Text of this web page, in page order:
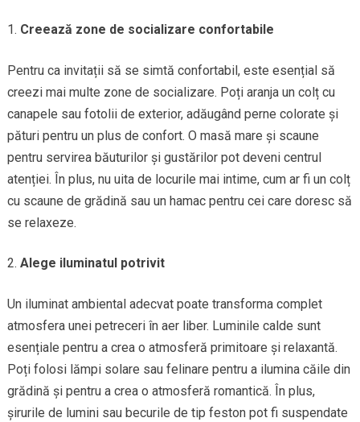
Creează zone de socializare confortabile
Pentru ca invitații să se simtă confortabil, este esențial să
creezi mai multe zone de socializare. Poți aranja un colț cu
canapele sau fotolii de exterior, adăugând perne colorate și
pături pentru un plus de confort. O masă mare și scaune
pentru servirea băuturilor și gustărilor pot deveni centrul
atenției. În plus, nu uita de locurile mai intime, cum ar fi un colț
cu scaune de grădină sau un hamac pentru cei care doresc să
se relaxeze.
Alege iluminatul potrivit
Un iluminat ambiental adecvat poate transforma complet
atmosfera unei petreceri în aer liber. Luminile calde sunt
esențiale pentru a crea o atmosferă primitoare și relaxantă.
Poți folosi lămpi solare sau felinare pentru a ilumina căile din
grădină și pentru a crea o atmosferă romantică. În plus,
șirurile de lumini sau becurile de tip feston pot fi suspendate